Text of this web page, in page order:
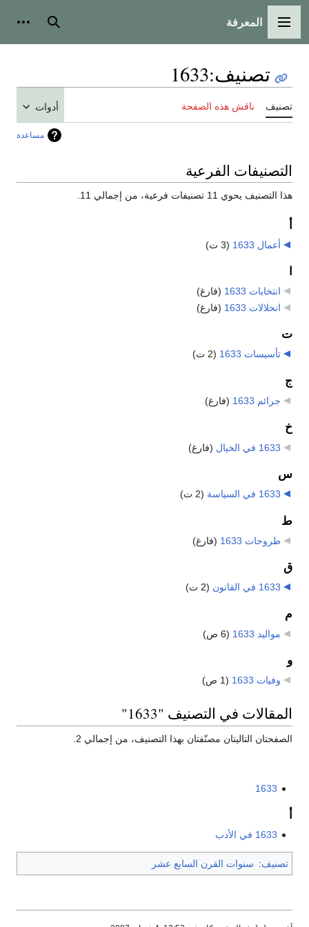
القائمة الرئيسية
المعرفة بحث
تصنيف:
1633
تصنيف ناقش هذه الصفحة أدوات
مساعدة
التصنيفات الفرعية
هذا التصنيف يحوي 11 تصنيفات فرعية، من إجمالي 11.
أعمال 1633 (3 ت)
انتخابات 1633
(فارغ)
انحلالات 1633
(فارغ)
ت
تأسيسات 1633 (2 ت)
ج
جرائم 1633 (فارغ)
خ
1633 في الخيال (فارغ)
س
1633 في السياسة (2 ت)
ط
طروحات 1633 (فارغ)
ق
1633 في القانون (2 ت)
م
مواليد 1633 (6 ص)
و
وفيات 1633 (1 ص)
المقالات في التصنيف "1633"
الصفحتان التاليتان مصنّفتان بهذا التصنيف، من إجمالي 2.
1633
1633 في الأدب
تصنيف: سنوات القرن السابع عشر